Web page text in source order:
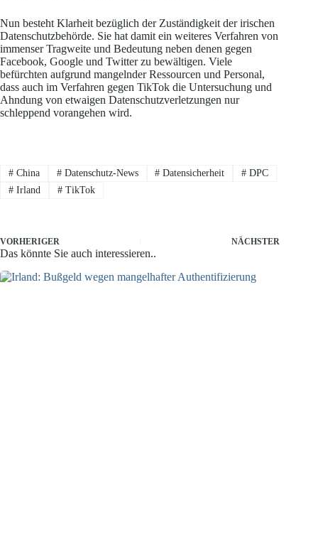
Nun besteht Klarheit bezüglich der Zuständigkeit der irischen
Datenschutzbehörde. Sie hat damit ein weiteres Verfahren von
immenser Tragweite und Bedeutung neben denen gegen
Facebook, Google und Twitter zu bewältigen. Viele
befürchten aufgrund mangelnder Ressourcen und Personal,
dass auch im Verfahren gegen TikTok die Untersuchung und
Ahndung von etwaigen Datenschutzverletzungen nur
schleppend vorangehen wird.
#China #Datenschutz-News # Datensicherheit # DPC
#Irland #TikTok
VORHERIGER NÄCHSTER
Das könnte Sie auch interessieren..